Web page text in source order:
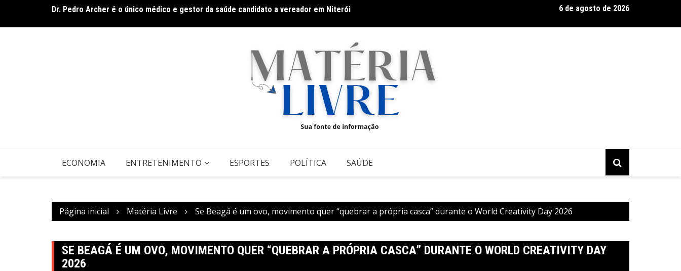
o
Envelhecimento e cuidado consciente e humanizado: pequenas atitudes que fazem grande diferença
Fitness Brasil Expo 2026, a maior edição da história
6 de agosto de 2026
ECONOMIA ENTRETENIMENTO ESPORTES POLÍTICA SAÚDE
Página inicial Matéria Livre Se Beagá é um ovo, movimento quer “quebrar a própria casca” durante o World Creativity Day 2026
SE BEAGÁ É UM OVO, MOVIMENTO QUER “QUEBRAR A PRÓPRIA CASCA” DURANTE O WORLD CREATIVITY DAY
2026